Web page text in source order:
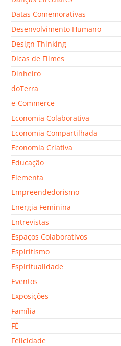
Datas Comemorativas
Desenvolvimento Humano
Design Thinking
Dicas de Filmes
Dinheiro
doTerra
e-Commerce
Economia Colaborativa
Economia Compartilhada
Economia Criativa
Educação
Elementa
Empreendedorismo
Energia Feminina
Entrevistas
Espaços Colaborativos
Espiritismo
Espiritualidade
Eventos
Exposições
Família
FÉ
Felicidade